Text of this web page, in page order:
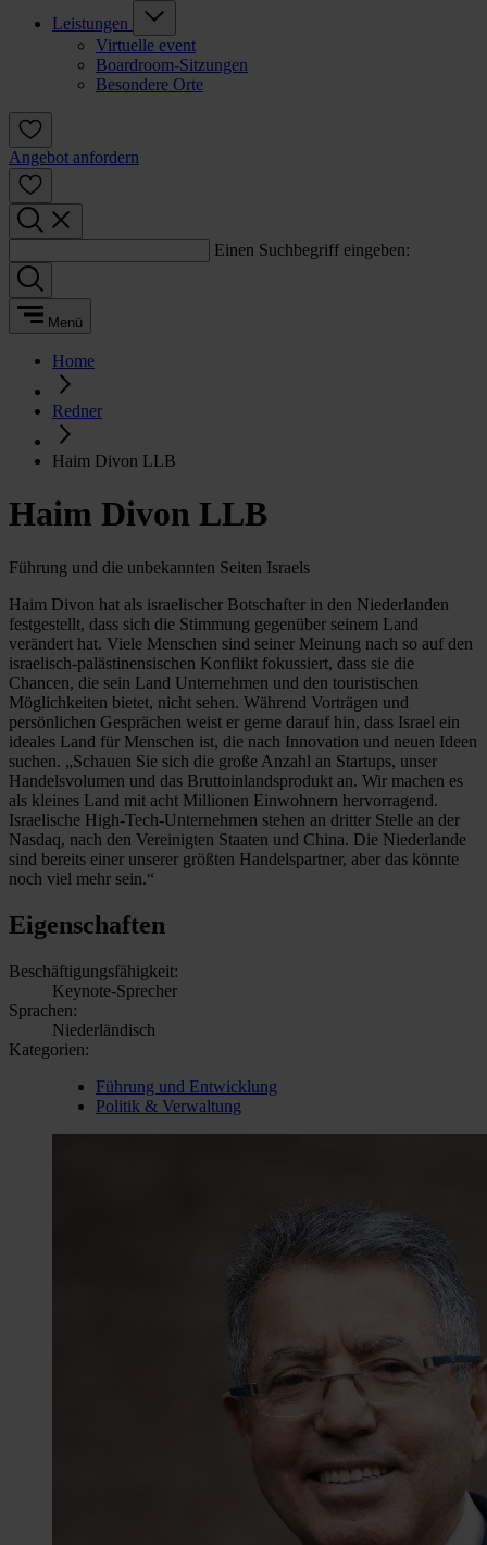
Leistungen
Virtuelle event
Boardroom-Sitzungen
Besondere Orte
Angebot anfordern
Einen Suchbegriff eingeben:
Menü
Home
Redner
Haim Divon LLB
Haim Divon LLB
Führung und die unbekannten Seiten Israels
Haim Divon hat als israelischer Botschafter in den Niederlanden
festgestellt, dass sich die Stimmung gegenüber seinem Land
verändert hat. Viele Menschen sind seiner Meinung nach so auf den
israelisch-palästinensischen Konflikt fokussiert, dass sie die
Chancen, die sein Land Unternehmen und den touristischen
Möglichkeiten bietet, nicht sehen. Während Vorträgen und
persönlichen Gesprächen weist er gerne darauf hin, dass Israel ein
ideales Land für Menschen ist, die nach Innovation und neuen Ideen
suchen. „Schauen Sie sich die große Anzahl an Startups, unser
Handelsvolumen und das Bruttoinlandsprodukt an. Wir machen es
als kleines Land mit acht Millionen Einwohnern hervorragend.
Israelische High-Tech-Unternehmen stehen an dritter Stelle an der
Nasdaq, nach den Vereinigten Staaten und China. Die Niederlande
sind bereits einer unserer größten Handelspartner, aber das könnte
noch viel mehr sein.“
Eigenschaften
Beschäftigungsfähigkeit:
Keynote-Sprecher
Sprachen:
Niederländisch
Kategorien:
Führung und Entwicklung
Politik & Verwaltung